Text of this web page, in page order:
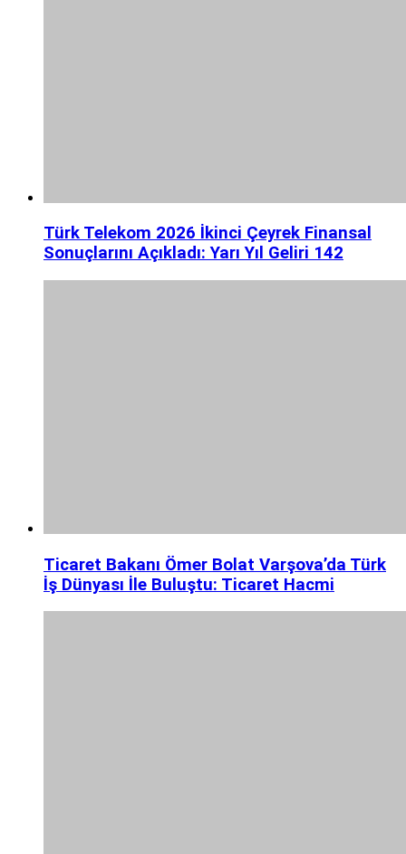
Türk Telekom 2026 İkinci Çeyrek Finansal
Sonuçlarını Açıkladı: Yarı Yıl Geliri 142
Ticaret Bakanı Ömer Bolat Varşova’da Türk
İş Dünyası İle Buluştu: Ticaret Hacmi